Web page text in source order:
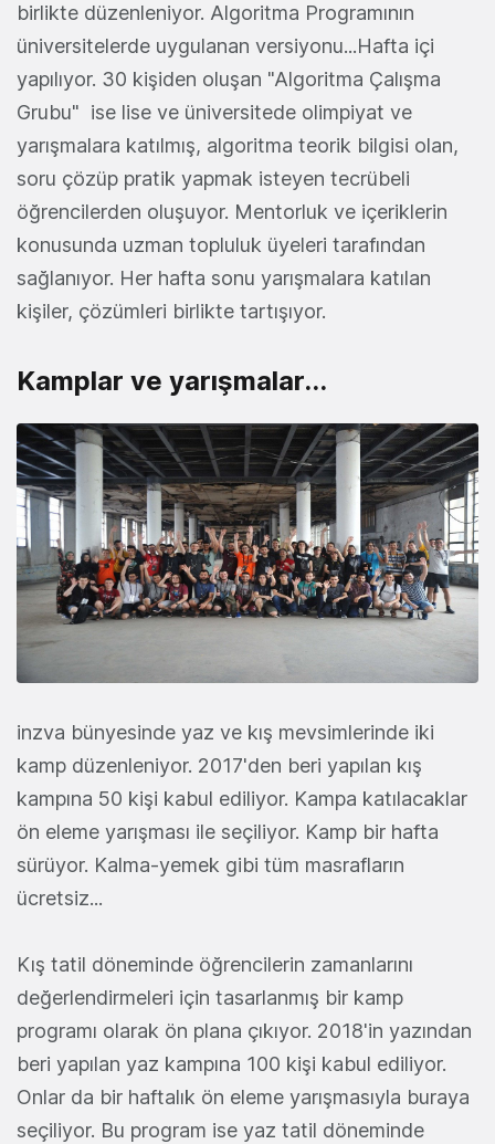
birlikte düzenleniyor. Algoritma Programının
üniversitelerde uygulanan versiyonu...Hafta içi
yapılıyor. 30 kişiden oluşan "Algoritma Çalışma
Grubu" ise lise ve üniversitede olimpiyat ve
yarışmalara katılmış, algoritma teorik bilgisi olan,
soru çözüp pratik yapmak isteyen tecrübeli
öğrencilerden oluşuyor. Mentorluk ve içeriklerin
konusunda uzman topluluk üyeleri tarafından
sağlanıyor. Her hafta sonu yarışmalara katılan
kişiler, çözümleri birlikte tartışıyor.
Kamplar ve yarışmalar...
inzva bünyesinde yaz ve kış mevsimlerinde iki
kamp düzenleniyor. 2017'den beri yapılan kış
kampına 50 kişi kabul ediliyor. Kampa katılacaklar
ön eleme yarışması ile seçiliyor. Kamp bir hafta
sürüyor. Kalma-yemek gibi tüm masrafların
ücretsiz...
Kış tatil döneminde öğrencilerin zamanlarını
değerlendirmeleri için tasarlanmış bir kamp
programı olarak ön plana çıkıyor. 2018'in yazından
beri yapılan yaz kampına 100 kişi kabul ediliyor.
Onlar da bir haftalık ön eleme yarışmasıyla buraya
seçiliyor. Bu program ise yaz tatil döneminde